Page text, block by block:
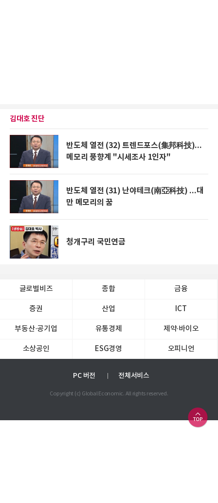
김대호 진단
반도체 열전 (32) 트렌드포스(集邦科技)...
메모리 풍향계 "시세조사 1인자"
반도체 열전 (31) 난야테크(南亞科技) ...대
만 메모리의 꿈
청개구리 국민연금
글로벌비즈 종합 금융
증권 산업 ICT
부동산·공기업 유통경제 제약∙바이오
소상공인 ESG경영 오피니언
PC 버전 전체서비스
Copyright (c) Global Economic. All rights reserved.